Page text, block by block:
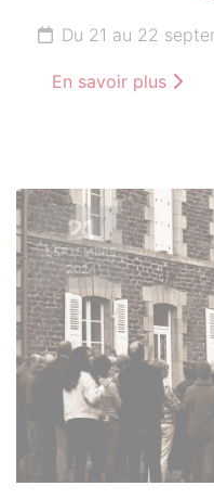
Du 21 au 22
En savoir plus
21
SEPTEMBRE
2024